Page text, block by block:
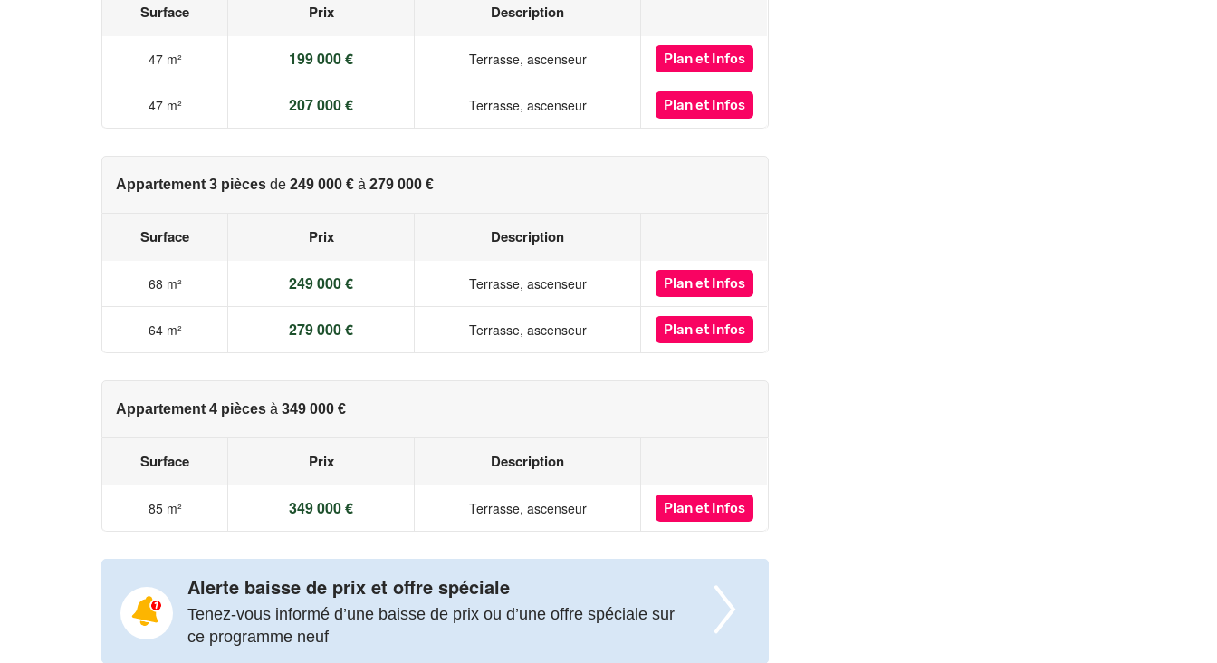
Surface Prix Description
47 m² 199 000 € Terrasse, ascenseur Planet Infos
47 m² 207 000 € Terrasse, ascenseur Planet Infos
Appartement 3 pièces de 249 000 € à 279 000 €
Surface Prix Description
68 m² 249 000 € Terrasse, ascenseur Planet Infos
64 m² 279 000 € Terrasse, ascenseur Planet Infos
Appartement 4 pièces à 349 000 €
Surface Prix Description
85 m² 349 000 € Terrasse, ascenseur Planet Infos
Alerte baisse de prix et offre spéciale
Tenez-vous informé d’une baisse de prix ou d’une offre spéciale sur
ce programme neuf